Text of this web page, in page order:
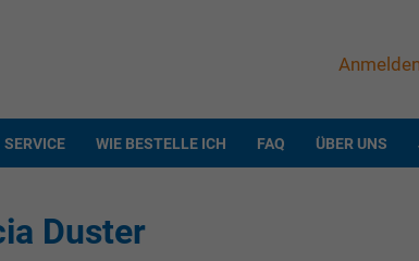
Anmelden
SERVICE WIE BESTELLE ICH FAQ ÜBER UNS
Duster